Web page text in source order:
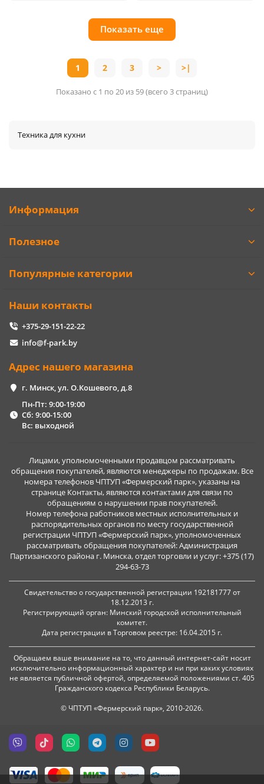
Показать еще
1 2 3 > >|
Показано с 1 по 20 из 59 (всего 3 страниц)
Техника для кухни
Информация
Полезное
Популярные категории
Наши контакты
+375-29-151-22-22
info@f-park.by
Адрес нашего магазина
г. Минск, ул. О.Кошевого, д.8
Пн-Пт: 9:00-19:00
Сб: 9:00-15:00
Вс: выходной
Лицами, уполномоченными продавцом рассматривать
обращения покупателей, являются менеджеры по продажам. Все
номера телефонов ЧПТУП «Фермерский парк», указаны на
странице Контакты, являются контактами для связи по
обращениям о нарушении прав покупателей.
Номер телефона работников местных исполнительных и
распорядительных органов по месту государственной
регистрации ЧПТУП «Фермерский парк», уполномоченных
рассматривать обращения покупателей: Администрация
Партизанского района г. Минска, отдел торговли и услуг: +375 (17)
294-63-73
Свидетельство о государственной регистрации 192181777 от
18.12.2013 г.
Регистрирующий орган: Минский городской исполнительный
комитет.
Дата регистрации в Торговом реестре: 16.04.2015 г.
Обращаем ваше внимание на то, что данный интернет-сайт носит
исключительно информационный характер и ни при каких условиях
не является публичной офертой, определяемой положениями ст. 405
Гражданского кодекса Республики Беларусь.
© ЧПТУП «Фермерский парк», 2010-2026.